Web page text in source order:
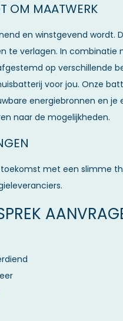
OM MAATWERK
en winstgevend wordt.
te verlagen. In combinatie
op verschillende
voor jou. Onze
energiebronnen en je
naar de mogelijkheden.
met een slimme